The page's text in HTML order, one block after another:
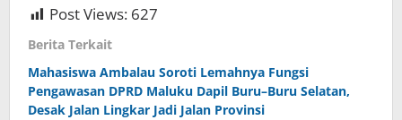
Post Views: 627
Berita Terkait
Mahasiswa Ambalau Soroti Lemahnya Fungsi
Pengawasan DPRD Maluku Dapil Buru–Buru Selatan,
Desak Jalan Lingkar Jadi Jalan Provinsi